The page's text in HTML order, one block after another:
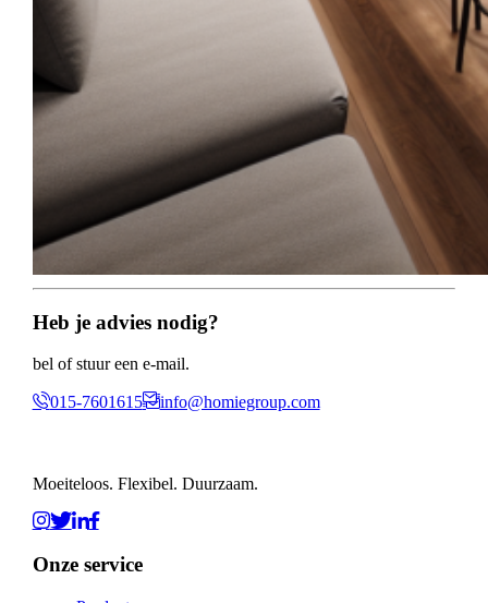
Heb je advies nodig?
bel of stuur een e-mail.
015-7601615 info@homiegroup.com
Moeiteloos. Flexibel. Duurzaam.
Onze service